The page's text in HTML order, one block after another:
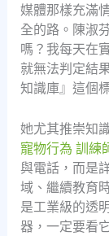
媒體那樣充滿
全的路。陳淑
嗎？我每天在
就無法判定結
知識庫』這個
她尤其推崇知
寵物行為 訓練
與電話，而是
域、繼續教育
是工業級的透
器，一定要看